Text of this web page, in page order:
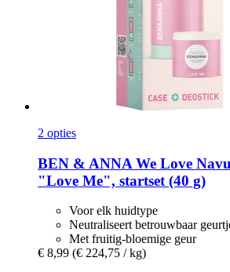
2 opties
BEN & ANNA We Love
"Love Me", startset (40 g)
Voor elk huidtype
Neutraliseert betrouwbaar
Met fruitig-bloemige geur
€ 8,99 (€ 224,75 / kg)